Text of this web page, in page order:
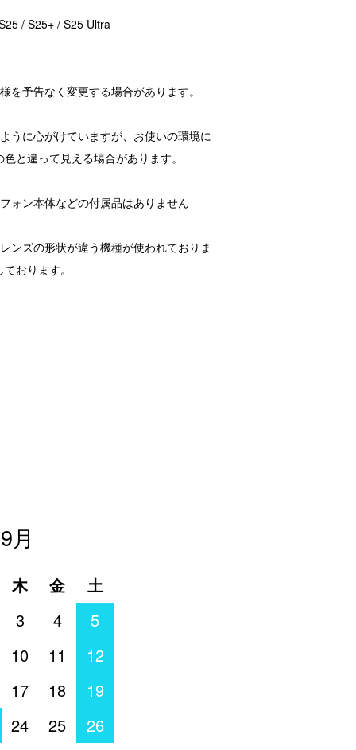
/ S25+ / S25 Ultra
を予告なく変更する場合があります。
うに心がけていますが、お使いの環境に
と違って見える場合があります。
ォン本体などの付属品はありません
ンズの形状が違う機種が使われておりま
おります。
月
木 金
土
3 4
5
10 11
12
17 18
19
24 25
26